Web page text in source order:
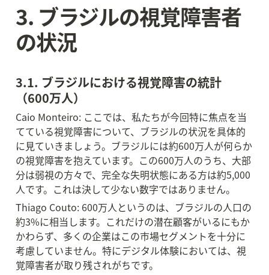
3. ブラジルの視覚障害者
の状況
3.1. ブラジルにおける視覚障害の統計
（600万人）
Caio Monteiro: ここでは、私たちが今回特に焦点を当
てている視覚障害について、ブラジルの状況を具体的
に見ていきましょう。ブラジルには約600万人が何らか
の視覚障害を抱えています。この600万人のうち、大部
分は弱視の方々で、完全な失明状態にある方は約5,000
人です。これは決して少ない数字ではありません。
Thiago Couto: 600万人というのは、ブラジルの人口の
約3%に相当します。これだけの潜在顧客がいるにもか
かわらず、多くの企業はこの市場セグメントを十分に
考慮していません。特にデジタル体験においては、視
覚障害者が取り残されがちです。